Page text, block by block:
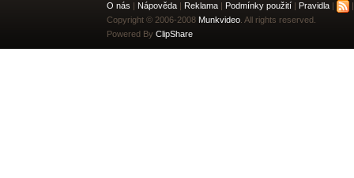
O nás | Nápověda | Reklama | Podmínky použití | Pravidla |
Copyright © 2006-2008 Munkvideo . All rights reserved.
Powered By ClipShare